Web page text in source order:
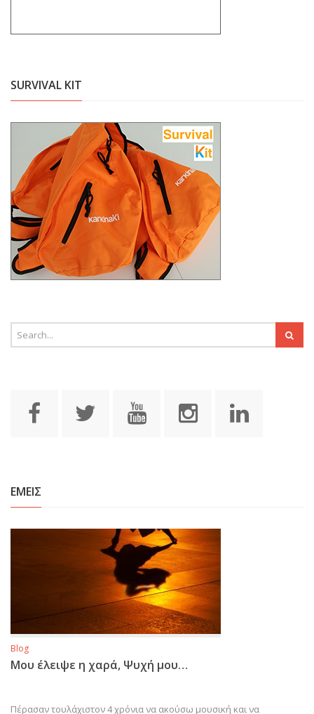
SURVIVAL KIT
ΕΜΕΙΣ
Blog
Μου έλειψε η χαρά, Ψυχή μου…
Πέρασαν τουλάχιστον 4 χρόνια να ακούσω μουσική και να